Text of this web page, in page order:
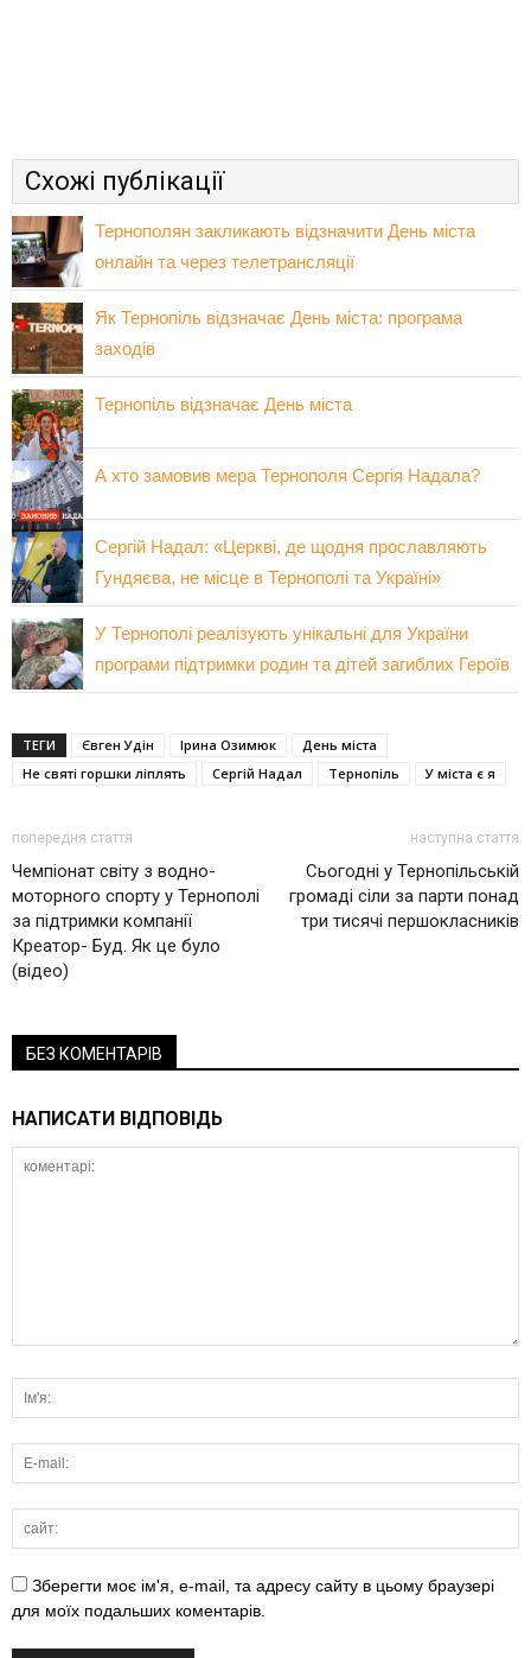
Схожі публікації
Тернополян закликають відзначити День міста
онлайн та через телетрансляції
Як Тернопіль відзначає День міста: програма
заходів
Тернопіль відзначає День міста
А хто замовив мера Тернополя Сергія Надала?
Сергій Надал: «Церкві, де щодня прославляють
Гундяєва, не місце в Тернополі та Україні»
У Тернополі реалізують унікальні для України
програми підтримки родин та дітей загиблих Героїв
ТЕГИ Євген Удін Ірина Озимюк
День міста
Не святі горшки ліплять
Сергій Надал Тернопіль У міста є я
попередня стаття
Чемпіонат світу з водно-
моторного спорту у Тернополі
за підтримки компанії
Креатор- Буд. Як це було
(відео)
наступна стаття
Сьогодні у Тернопільській
громаді сіли за парти понад
три тисячі першокласників
БЕЗ КОМЕНТАРІВ
НАПИСАТИ ВІДПОВІДЬ
Зберегти моє ім'я, e-mail, та адресу сайту в цьому браузері
для моїх подальших коментарів.